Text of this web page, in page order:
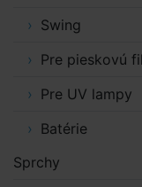
Swing
Pre pieskovú
Pre UV lampy
Batérie
Sprchy